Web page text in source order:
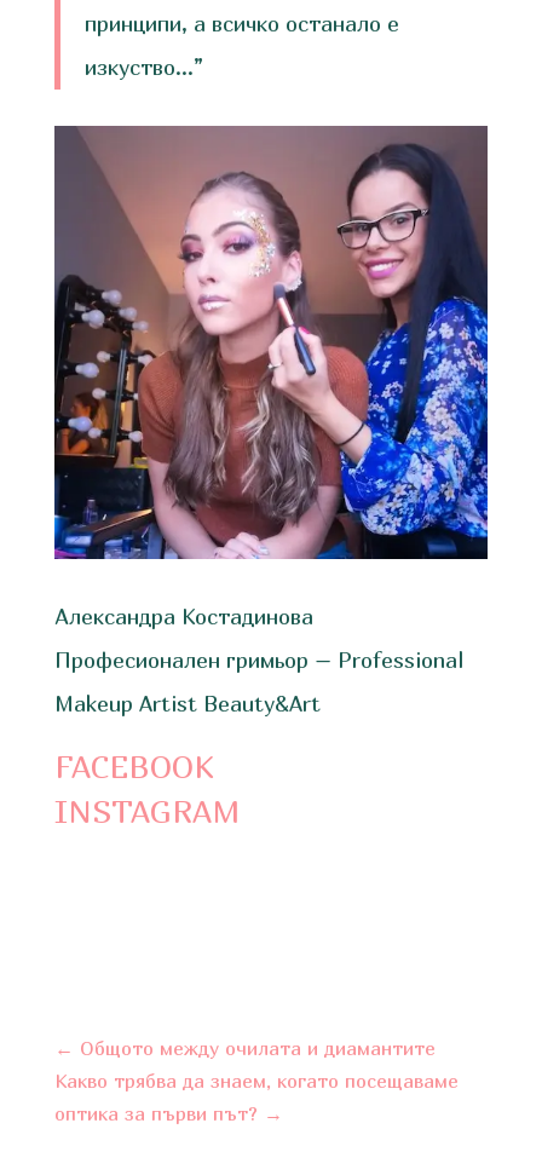
принципи, а всичко останало е
изкуство…”
Александра Костадинова
Професионален гримьор – Professional
Makeup Artist Beauty&Art
FACEBOOK
INSTAGRAM
← Общото между очилата и диамантите
Какво трябва да знаем, когато посещаваме
оптика за първи път? →